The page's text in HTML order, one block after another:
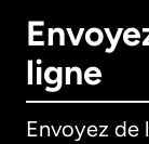
ligne
Envoyez de